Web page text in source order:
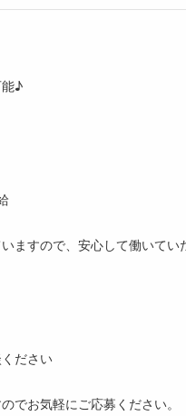
能♪
ますので、安心して働いてい
ださい
でお気軽にご応募ください。